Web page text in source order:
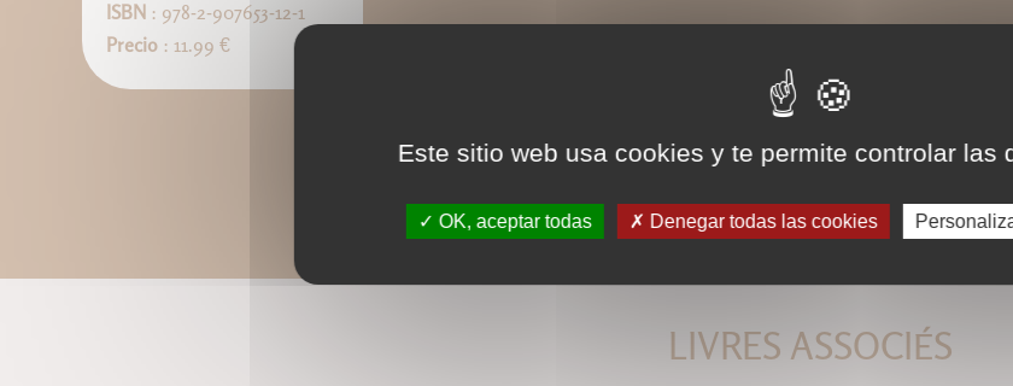
ISBN : 978-2-907653-12-1
Precio: 11.99 €
LIVRES ASSOCIÉS
Este sitio web usa cookies y te permite controlar las
OK, aceptar todas Denegar todas las cookies